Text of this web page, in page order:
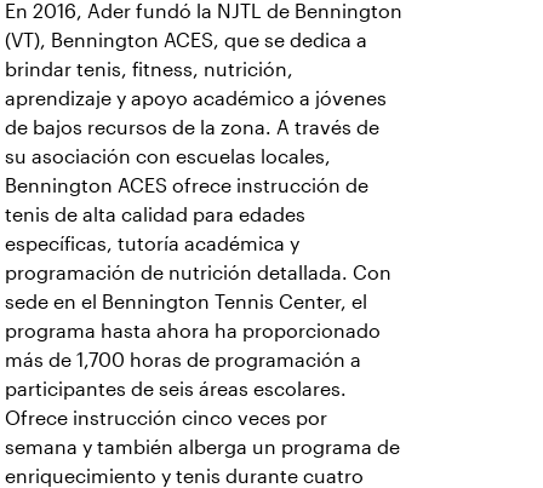
En 2016, Ader fundó la NJTL de Bennington
(VT), Bennington ACES, que se dedica a
brindar tenis, fitness, nutrición,
aprendizaje y apoyo académico a jóvenes
de bajos recursos de la zona. A través de
su asociación con escuelas locales,
Bennington ACES ofrece instrucción de
tenis de alta calidad para edades
específicas, tutoría académica y
programación de nutrición detallada. Con
sede en el Bennington Tennis Center, el
programa hasta ahora ha proporcionado
más de 1,700 horas de programación a
participantes de seis áreas escolares.
Ofrece instrucción cinco veces por
semana y también alberga un programa de
enriquecimiento y tenis durante cuatro